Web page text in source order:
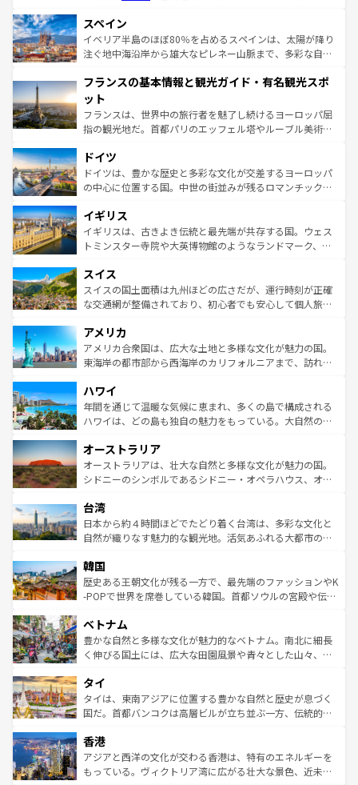
ろん、トスカーナの美しい田園風景やアマルフィ海岸の絶
景など、自然景観も見逃せない。観光の合間には、本場の
ピザやパスタなど、絶品のイタリア料理を堪能することも
ませてくれるイタリアで、忘れられない旅をしてみよう！
なお、新着のイタリア情報は
しい。
スペイン
イベリア半島のほぼ80％を占めるスペインは、太陽が降り
注ぐ地中海沿岸から雄大なピレネー山脈まで、多彩な自然
文化が根付くこの国では、情熱的なフラメンコ、熱気あふ
れる闘牛、そして美味しいタパスが生活の一部となってい
る。首都マドリードの洗練された雰囲気や、バルセロナの
アートに溢れた街角から、地方では古代ローマ遺跡や中世
せる。地方によって風土や気候が異なるスペインはその個
性で訪れる人を魅了する。 なお、新着のスペイン情報は コ
ンテンツ一覧を参照してほしい。
フランスの基本情報と観光ガイド・有名観光スポ
ット
フランスは、世界中の旅行者を魅了し続けるヨーロッパ屈
指の観光地だ。首都パリのエッフェル塔やルーブル美術館
で、幅広い魅力が詰まっている。華麗な宮殿、歴史的な大
聖堂、美しいビーチ、そして豊かな自然が、訪れる者を心
から魅了する。また、フランスは美食の国としても知ら
いる。シャンパンの発祥地であるランス、プロヴァンスの
香り高いラベンダー畑など、多彩な楽しみ方が可能だ。さ
らに、パリ以外の地域にも魅力が溢れており、どの街角に
れる地方に足を運ぶとそれぞれで全く異なる文化を体験で
きるだろう。 なお、新着のフランス情報はコンテンツ一覧
を参照してほしい。
ドイツ
ドイツは、豊かな歴史と多彩な文化が交差するヨーロッパ
の中心に位置する国。中世の街並みが残るロマンチック街
顔を持つこの国は、どこを歩いても飽きることがない。ベ
ルリンの文化的活気、バイエルン州のアルプスの絶景、そ
してライン川沿いのワイン畑といった風景は必見。ビール
は、お酒好きな人にはぜひ体験してほしい。 なお、新着の
ドイツ情報はコンテンツ一覧を参照してほしい。
イギリス
イギリスは、古きよき伝統と最先端が共存する国。ウェス
トミンスター寺院や大英博物館のようなランドマーク、歴
リアごとに異なる魅力がある。また、優雅なアフタヌーン
ティー、ビール好きにはたまらない英国パブ、サッカー観
戦など、本場だからこそできる体験も豊富。イギリスを旅
ンツ一覧を参照してほしい。
スイス
スイスの国土面積は九州ほどの広さだが、運行時刻が正確
な交通網が整備されており、初心者でも安心して個人旅行
の建物がそのまま残る町や、スイスならではのユニークな
博物館もあり、アルプス観光だけでなく町歩きも満喫する
ことができる。国民の所得が高いため物価も高いが、旅行
ば市内交通費無料で観光を楽しむこともできる。 なお、新
着のスイス情報はコンテンツ一覧 を参照してほしい。
アメリカ
アメリカ合衆国は、広大な土地と多様な文化が魅力の国。
東海岸の都市部から西海岸のカリフォルニアまで、訪れる
のような巨大都市は、観光、ショッピング、エンターテイ
ンメントが詰まった刺激的なスポットだ。一方、アメリカ
西部には大自然が広がり、グランドキャニオンやイエロー
部のニューオーリンズでは、音楽と美食が融合した独特の
文化が魅力。旅行者はアメリカの各地域で異なる魅力を楽
しみながら、その多様性と豊かな歴史を感じることができ
ならではの贅沢な旅のスタイルだ。 なお、新着のアメリカ
情報はコンテンツ一覧を参照してほしい。
ハワイ
年間を通じて温暖な気候に恵まれ、多くの島で構成される
ハワイは、どの島も独自の魅力をもっている。大自然の神
ワイ島は見逃せない。また、定番の観光地といえばオアフ
島だが、静かな自然を求めるならマウイ島やカウアイ島が
おすすめ。エメラルドグリーンに輝く海をはじめ、豊かな
れるおもてなしの心で訪れる人々を迎えてくれるハワイの
人々、おいしいローカルフードやハワイアンミュージッ
ク、伝統的なフラダンスなど、すべてがハワイの魅力を彩
ワイを、存分に味わってほしい。 なお、新着のハワイ情報
はコンテンツ一覧を参照してほしい。
オーストラリア
オーストラリアは、壮大な自然と多様な文化が魅力の国。
シドニーのシンボルであるシドニー・オペラハウス、オー
リアリーフや大陸中央部にそびえるウルル（エアーズロッ
ク）、タスマニアの美しい原生林やケアンズの熱帯雨林な
ど、見どころがたくさん。また、カフェやワイン、オージ
いる。アクティビティも充実しており、サーフィンやダイ
ビング、ハイキングなど、アウトドア好きにはたまらな
い。オーストラリアの多彩な魅力を存分に味わいつくそ
参照してほしい。
台湾
日本から約４時間ほどでたどり着く台湾は、多彩な文化と
自然が織りなす魅力的な観光地。活気あふれる大都市の台
ン）、静ひつな山岳地帯である台湾東部など、都市の喧騒
と山間の静けさが共存しており、訪れる人に新しい発見と
驚きをもたらしてくれる。また、奥深い台湾の食文化も魅
容にもいいと評判のスイーツなど、バラエティ豊かな料理
が味わえる。 なお、新着の台湾情報は コンテンツ一覧を参
照してほしい。
韓国
歴史ある王朝文化が残る一方で、最先端のファッションやK
-POPで世界を席巻している韓国。首都ソウルの宮殿や伝統
き、地方に足を延ばせば四季折々の自然美を楽しむことが
できる。そして、キムチや焼肉、絶品のストリートフード
まで、さまざまな韓国料理が待っている。夜には、韓国な
リティに包まれながら、韓国の多彩な魅力を心ゆくまで味
わってみてほしい。 なお、新着の韓国情報はコンテンツ一
覧を参照してほしい。
ベトナム
豊かな自然と多様な文化が魅力的なベトナム。南北に細長
く伸びる国土には、広大な田園風景や青々とした山々、世
急速な発展と共に伝統が息づく。ハノイの古い町並みやホ
ーチミン市のフランス統治時代の建物も、独特の雰囲気を
醸し出している。また、バラエティの豊かさとおいしさで
とつ。フォーやバインミー、ベトナムコーヒーなどは、ぜ
ひ現地で味わいたい。どの地域を訪れてもあたたかい人々
が旅行者を迎えてくれるので、きっと忘れられない旅にな
タイ
タイは、東南アジアに位置する豊かな自然と歴史が息づく
国だ。首都バンコクは高層ビルが立ち並ぶ一方、伝統的な
の活気が交差している。北部ではチェンマイなどの山岳地
帯で自然と触れ合い、南部ではプーケットやクラビの美し
いビーチでリゾート気分を楽しむことができる。タイ料理
香港
アジアと西洋の文化が交わる香港は、特有のエネルギーを
もっている。ヴィクトリア湾に広がる壮大な景色、近未来